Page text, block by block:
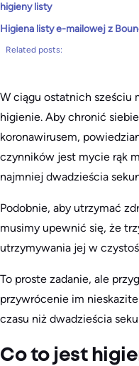
higieny listy
Higiena listy e-mailowej z
Related posts:
W ciągu ostatnich sześciu
higienie. Aby chronić
koronawirusem,
czynników jest mycie rąk
najmniej dwadzieścia
Podobnie, aby utrzymać
musimy upewnić się, że
utrzymywania jej w
To proste zadanie, ale
przywrócenie im
czasu niż dwadzieścia
Co to jest